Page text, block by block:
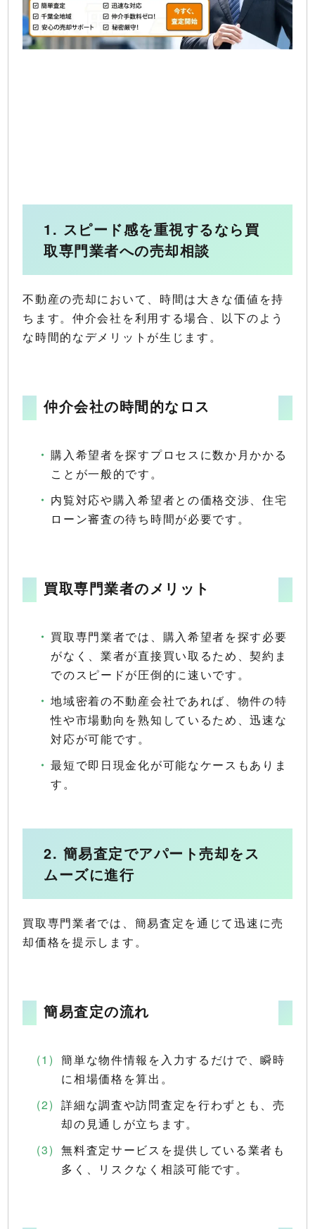
1. スピード感を重視するなら買
取専門業者への売却相談
不動産の売却において、時間は大きな価値を持
ちます。仲介会社を利用する場合、以下のよう
な時間的なデメリットが生じます。
仲介会社の時間的なロス
購入希望者を探すプロセスに数か月かかる
ことが一般的です。
内覧対応や購入希望者との価格交渉、住宅
ローン審査の待ち時間が必要です。
買取専門業者のメリット
買取専門業者では、購入希望者を探す必要
がなく、業者が直接買い取るため、契約ま
でのスピードが圧倒的に速いです。
地域密着の不動産会社であれば、物件の特
性や市場動向を熟知しているため、迅速な
対応が可能です。
最短で即日現金化が可能なケースもありま
す。
2. 簡易査定でアパート売却をス
ムーズに進行
買取専門業者では、簡易査定を通じて迅速に売
却価格を提示します。
簡易査定の流れ
簡単な物件情報を入力するだけで、瞬時
に相場価格を算出。
詳細な調査や訪問査定を行わずとも、売
却の見通しが立ちます。
無料査定サービスを提供している業者も
多く、リスクなく相談可能です。